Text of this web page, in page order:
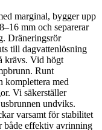
marginal, bygger upp
mm och separerar
Dräneringsrör
till dagvattenlösning
krävs. Vid högt
Runt
komplettera med
Vi säkerställer
undviks.
varsamt för stabilitet
både effektiv avrinning